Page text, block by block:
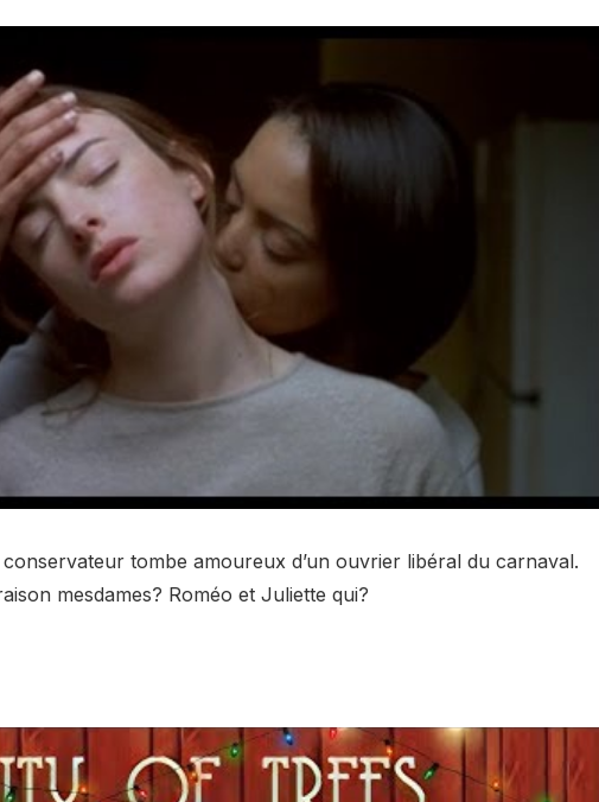
tombe amoureux d’un ouvrier libéral du carnaval.
mesdames? Roméo et Juliette qui?